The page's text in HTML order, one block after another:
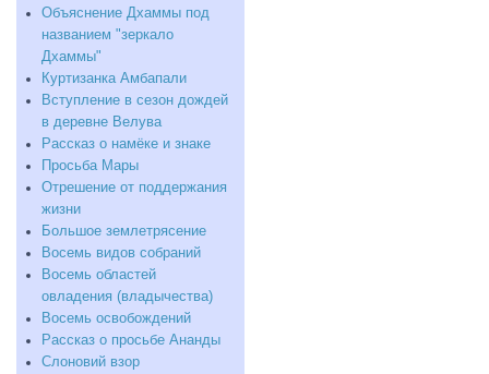
Объяснение Дхаммы под
названием "зеркало
Дхаммы"
Куртизанка Амбапали
Вступление в сезон дождей
в деревне Велува
Рассказ о намёке и знаке
Просьба Мары
Отрешение от поддержания
жизни
Большое землетрясение
Восемь видов собраний
Восемь областей
овладения (владычества)
Восемь освобождений
Рассказ о просьбе Ананды
Слоновий взор